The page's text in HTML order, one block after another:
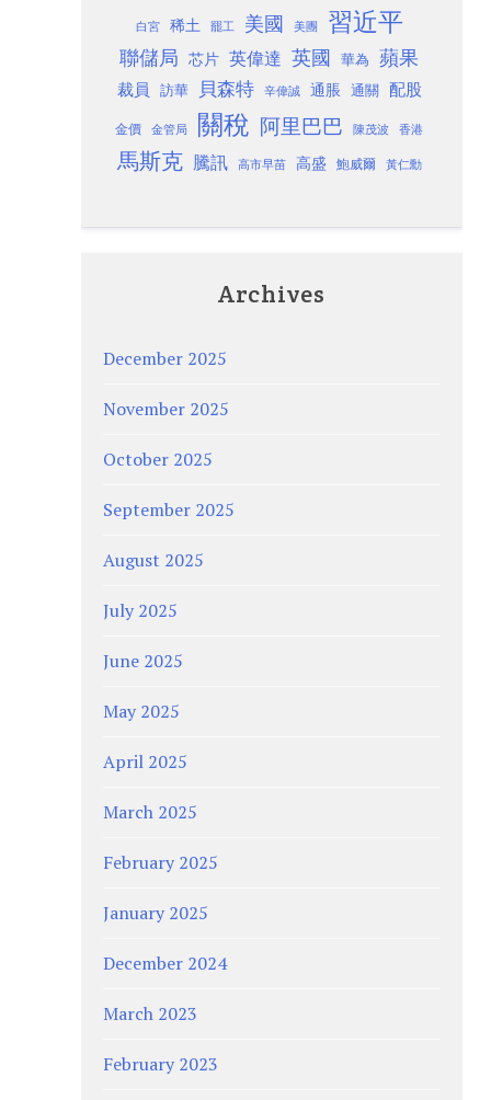
白宮 稀土 罷工 美國 美團 習近平
聯儲局 芯片 英偉達 英國 華為 蘋果
裁員 訪華 貝森特 辛偉誠 通脹 通關 配股
金價 金管局 關稅 阿里巴巴 陳茂波 香港
馬斯克 騰訊 高市早苗 高盛 鮑威爾 黃仁勳
Archives
December 2025
November 2025
October 2025
September 2025
August 2025
July 2025
June 2025
May 2025
April 2025
March 2025
February 2025
January 2025
December 2024
March 2023
February 2023